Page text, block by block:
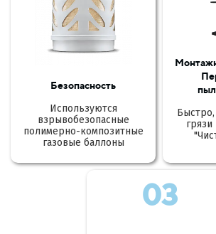
Безопасность
Используются
взрывобезопасные
полимерно-композитные
газовые баллоны
грязи
03